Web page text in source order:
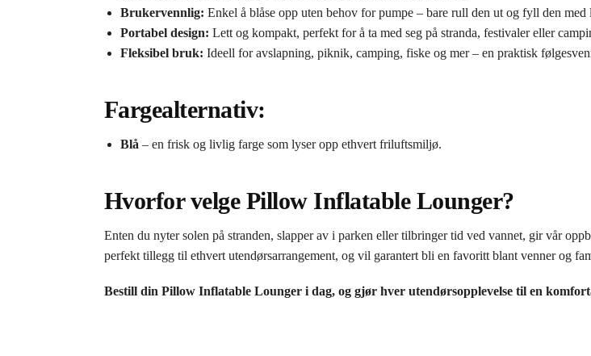
Brukervennlig: Enkel å blåse opp uten behov for pumpe – bare rull den ut og fyll den med
Portabel design: Lett og kompakt, perfekt for å ta med seg på stranda, festivaler eller
Fleksibel bruk: Ideell for avslapning, piknik, camping, fiske og mer – en praktisk
Fargealternativ:
Blå – en frisk og livlig farge som lyser opp ethvert friluftsmiljø.
Hvorfor velge Pillow Inflatable Lounger?
Enten du nyter solen på stranden, slapper av i parken eller tilbringer tid ved vannet, gir vår
perfekt tillegg til ethvert utendørsarrangement, og vil garantert bli en favoritt blant venner og
Bestill din Pillow Inflatable Lounger i dag, og gjør hver utendørsopplevelse til en